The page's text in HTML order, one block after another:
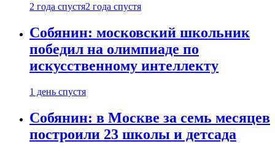
2 года спустя2 года спустя
Собянин: московский школьник
победил на олимпиаде по
искусственному интеллекту
1 день спустя
Собянин: в Москве за семь месяцев
построили 23 школы и детсада